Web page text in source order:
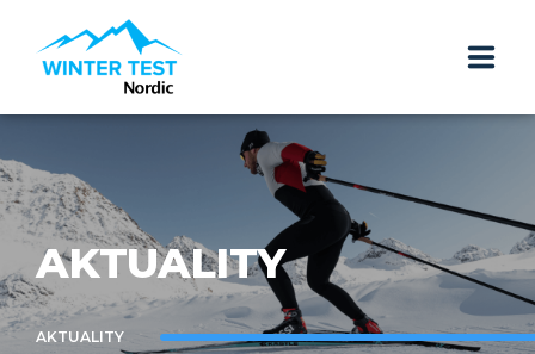
TERMÍNY A LOKALITY
AKTUALITY
ZNAČKY
AKTUALITY
AKTUALITY